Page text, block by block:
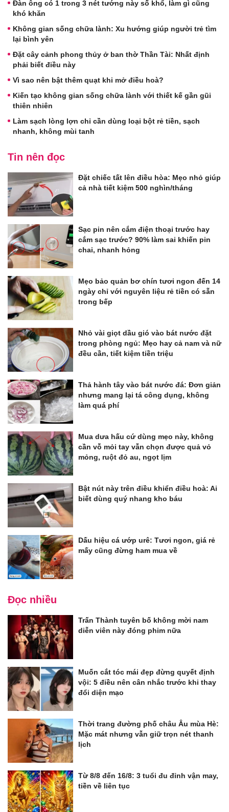
Đàn ông có 1 trong 3 nét tướng này số khổ, làm gì cũng
khó khăn
Không gian sống chữa lành: Xu hướng giúp người trẻ tìm
lại bình yên
Đặt cây cảnh phong thủy ở ban thờ Thần Tài: Nhất định
phải biết điều này
Vì sao nên bật thêm quạt khi mở điều hoà?
Kiến tạo không gian sống chữa lành với thiết kế gần gũi
thiên nhiên
Làm sạch lòng lợn chỉ cần dùng loại bột rẻ tiền, sạch
nhanh, không mùi tanh
Tin nên đọc
Đặt chiếc tất lên điều hòa: Mẹo nhỏ giúp
cả nhà tiết kiệm 500 nghìn/tháng
Sạc pin nên cắm điện thoại trước hay
cắm sạc trước? 90% làm sai khiến pin
chai, nhanh hỏng
Mẹo bảo quản bơ chín tươi ngon đến 14
ngày chỉ với nguyên liệu rẻ tiền có sẵn
trong bếp
Nhỏ vài giọt dầu gió vào bát nước đặt
trong phòng ngủ: Mẹo hay cả nam và nữ
đều cần, tiết kiệm tiền triệu
Thả hành tây vào bát nước đá: Đơn giản
nhưng mang lại tá công dụng, không
làm quá phí
Mua dưa hấu cứ dùng mẹo này, không
cần vỗ mỏi tay vẫn chọn được quả vỏ
mỏng, ruột đỏ au, ngọt lịm
Bật nút này trên điều khiển điều hoà: Ai
biết dùng quý nhang kho báu
Dấu hiệu cá ướp urê: Tươi ngon, giá rẻ
mấy cũng đừng ham mua về
Đọc nhiều
Trấn Thành tuyên bố không mời nam
diễn viên này đóng phim nữa
Muốn cắt tóc mái đẹp đừng quyết định
vội: 5 điều nên cân nhắc trước khi thay
đổi diện mạo
Thời trang đường phố châu Âu mùa Hè:
Mặc mát nhưng vẫn giữ trọn nét thanh
lịch
Từ 8/8 đến 16/8: 3 tuổi đu đỉnh vận may,
tiền về liên tục